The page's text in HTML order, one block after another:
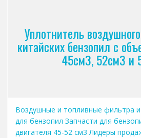
Уплотнитель
китайских бензопил с
45см3, 52см3 и
Воздушные и топливные фильтра
для бензопил Запчасти для
двигателя 45-52 см3 Лидеры